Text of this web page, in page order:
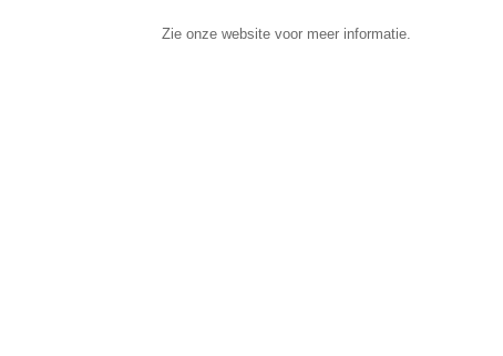
Zie onze website voor meer informatie.